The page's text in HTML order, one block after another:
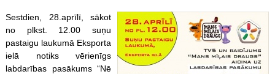
Sestdien, 28.aprīlī, sākot
no plkst. 12.00 suņu
pastaigu laukumā Eksporta
ielā notiks vērienīgs
labdarības pasākums “Nē